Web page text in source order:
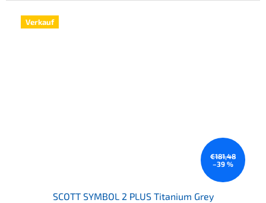
Verkauf
€181,48
–39 %
SCOTT SYMBOL 2 PLUS Titanium Grey